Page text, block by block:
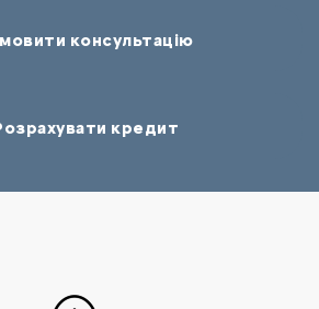
консультацію
кредит